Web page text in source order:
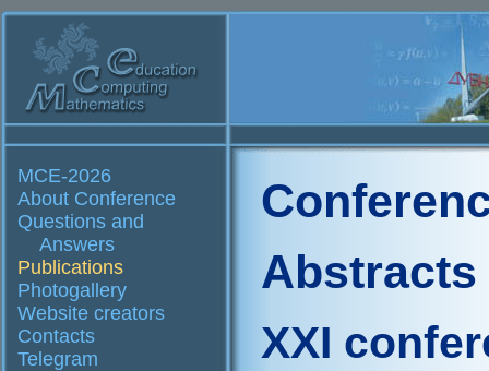
MCE-2026
About Conference
Questions and
Answers
Publications
Photogallery
Website creators
Contacts
Telegram
Abstracts
XXI